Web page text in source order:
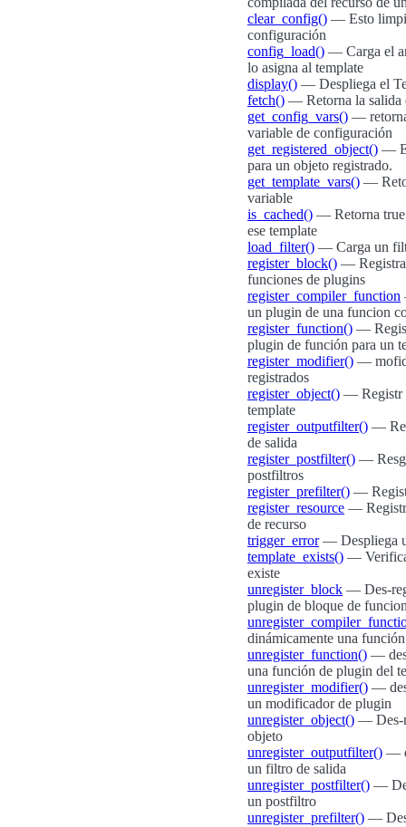
clear_config() — Esto
configuración
config_load() — Carga el
lo asigna al template
display() — Despliega el
fetch() — Retorna la salida
get_config_vars() —
variable de configuración
get_registered_object() —
para un objeto registrado.
get_template_vars() —
variable
is_cached() — Retorna true
ese template
load_filter() — Carga un
register_block() — Registra
funciones de plugins
register_compiler_function
un plugin de una funcion
register_function() —
plugin de función para un
register_modifier() —
registrados
register_object() — Registr
template
register_outputfilter() —
de salida
register_postfilter() —
postfiltros
register_prefilter() —
register_resource —
de recurso
trigger_error— Despliega
template_exists() —
existe
unregister_block — Des-
plugin de bloque de
dinámicamente una
unregister_function() —
una función de plugin del
unregister_modifier() —
un modificador de plugin
unregister_object() — Des-
objeto
unregister_outputfilter() —
un filtro de salida
unregister_postfilter() —
un postfiltro
unregister_prefilter() —